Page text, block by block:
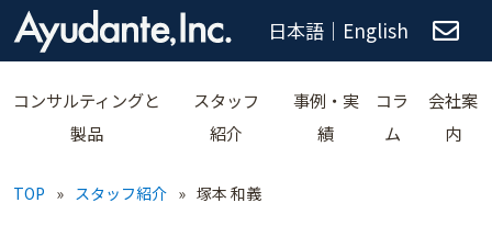
日本語 ｜ English
コンサルティングと
製品
スタッフ
紹介
事例・実
績
コラ
ム
会社案
内
TOP » スタッフ紹介 » 塚本 和義